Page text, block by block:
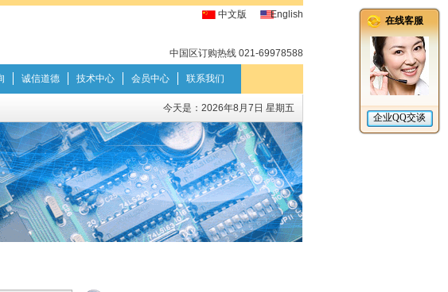
中文版 English
中国区订购热线 021-69978588
诚信道德 技术中心 会员中心 联系我们
今天是： 2026年8月7日 星期五